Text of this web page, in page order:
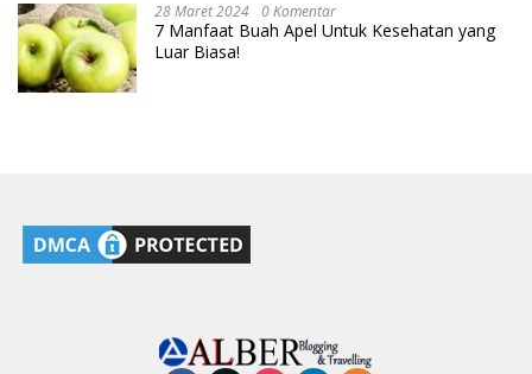
28 Maret 2024 0 Komentar
7 Manfaat Buah Apel Untuk Kesehatan yang
Luar Biasa!